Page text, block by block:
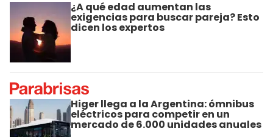
¿A qué edad aumentan las
exigencias para buscar pareja? Esto
dicen los expertos
Higer llega a la Argentina: ómnibus
eléctricos para competir en un
mercado de 6.000 unidades anuales